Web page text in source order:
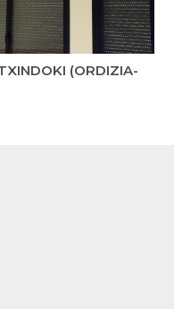
(ORDIZIA-